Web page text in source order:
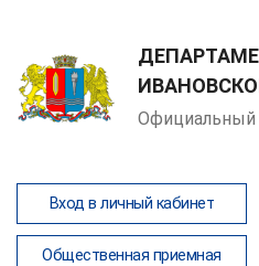
Официальный
Вход в личный кабинет
Общественная приемная